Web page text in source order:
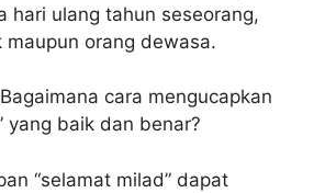
hari ulang tahun seseorang,
maupun orang dewasa.
Bagaimana cara mengucapkan
yang baik dan benar?
“selamat milad” dapat